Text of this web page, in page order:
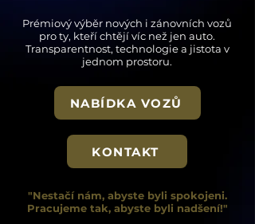
Prémiový výběr nových i zánovních vozů
pro ty, kteří chtějí víc než jen auto.
Transparentnost, technologie a jistota v
jednom prostoru.
NABÍDKA VOZŮ
KONTAKT
"Nestačí nám, abyste byli spokojeni.
Pracujeme tak, abyste byli nadšení!"